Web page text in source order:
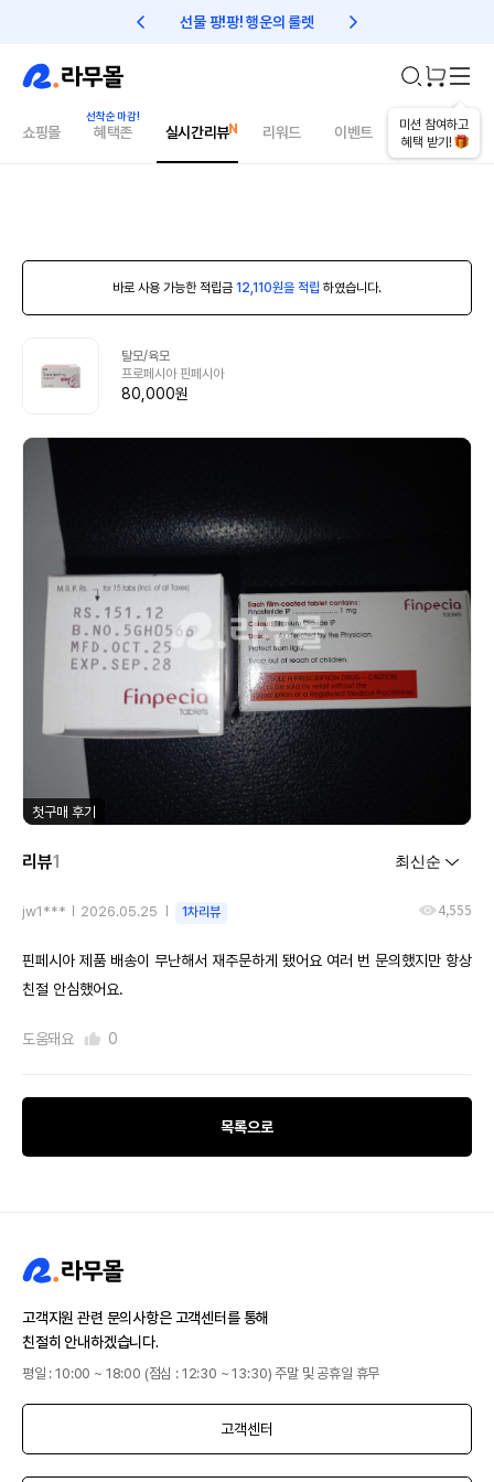
선물 팡!팡! 행운의 룰렛 친구초대 1만원 리워드!
미션 참여하고
혜택 받기!
쇼핑몰 혜택존 실시간리뷰 리워드 이벤트 건강매거진
바로 사용 가능한 적립금 12,110원을 적립 하였습니다.
탈모/육모
프로페시아 핀페시아
80,000원
첫구매 후기
리뷰1
jw1*** 2026.05.25 1차리뷰 4,555
핀페시아 제품 배송이 무난해서 재주문하게 됐어요 여러 번 문의했지만 항상
친절 안심했어요.
도움돼요 0
목록으로
고객지원 관련 문의사항은 고객센터를 통해
친절히 안내하겠습니다.
평일 : 10:00 ~ 18:00 (점심 : 12:30 ~ 13:30) 주말 및 공휴일 휴무
고객센터